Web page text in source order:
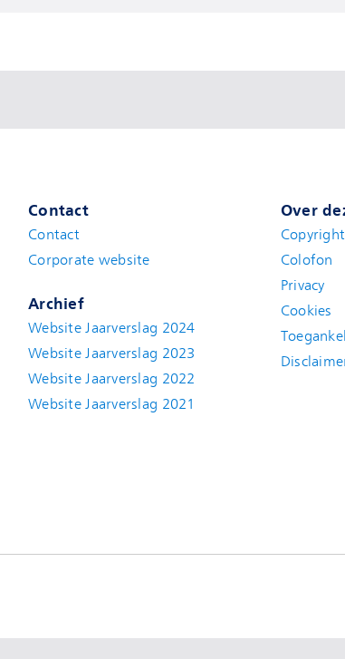
Contact
Contact(new window)
Corporate website
Archief
Website Jaarverslag 2024
Website Jaarverslag 2023
Website Jaarverslag 2022
Website Jaarverslag 2021
Over
Copyright
Colofon
Privacy
Cookies